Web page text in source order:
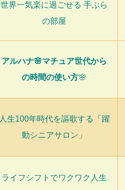
世界一気楽に過ごせる 手ぶら
の部屋
アルハナ🌸マチュア世代から
の時間の使い方🌸
人生100年時代を謳歌する「躍
動シニアサロン」
ライフシフトでワクワク人生